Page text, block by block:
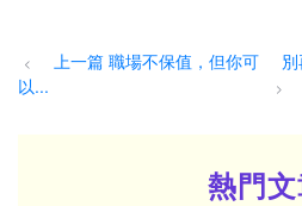
<
上一篇 職場不保值，但你可
以...
>
熱門